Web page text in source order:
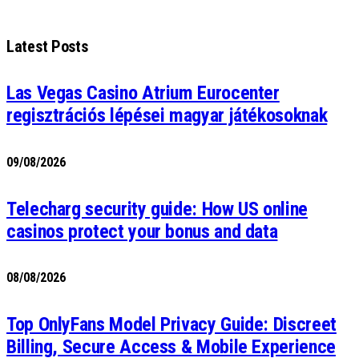
Latest Posts
Las Vegas Casino Atrium Eurocenter
regisztrációs lépései magyar játékosoknak
09/08/2026
Telecharg security guide: How US online
casinos protect your bonus and data
08/08/2026
Top OnlyFans Model Privacy Guide: Discreet
Billing, Secure Access & Mobile Experience